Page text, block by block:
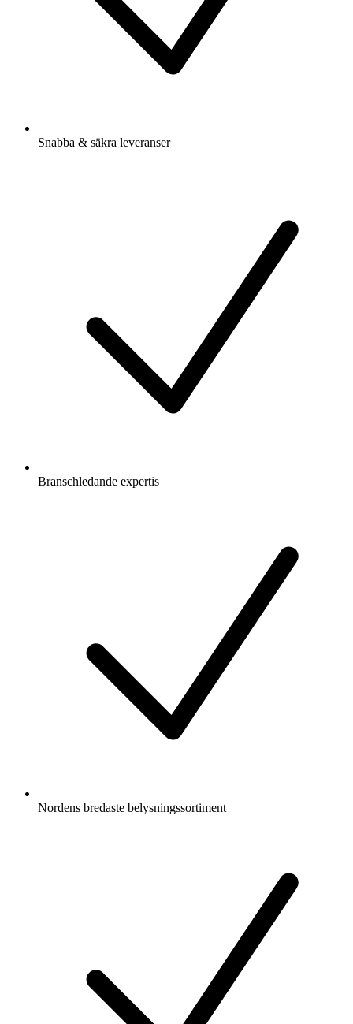
Snabba & säkra leveranser
Branschledande expertis
Nordens bredaste belysningssortiment